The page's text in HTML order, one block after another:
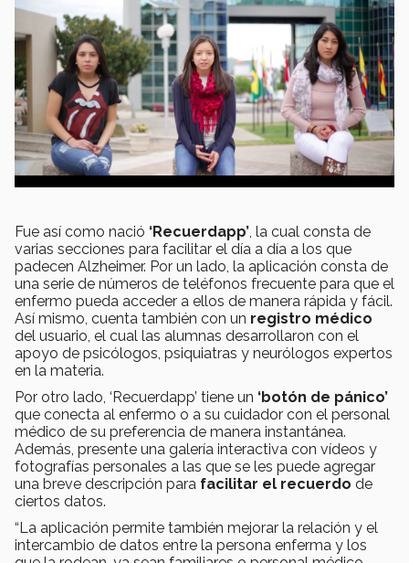
Fue así como nació ‘Recuerdapp’ , la cual consta de
varias secciones para facilitar el día a día a los que
padecen Alzheimer. Por un lado, la aplicación consta de
una serie de números de teléfonos frecuente para que el
enfermo pueda acceder a ellos de manera rápida y fácil.
Así mismo, cuenta también con un registro médico
del usuario, el cual las alumnas desarrollaron con el
apoyo de psicólogos, psiquiatras y neurólogos expertos
en la materia.
Por otro lado, ‘Recuerdapp’ tiene un ‘botón de pánico’
que conecta al enfermo o a su cuidador con el personal
médico de su preferencia de manera instantánea.
Además, presente una galería interactiva con vídeos y
fotografías personales a las que se les puede agregar
una breve descripción para facilitar el recuerdo de
ciertos datos.
“La aplicación permite también mejorar la relación y el
intercambio de datos entre la persona enferma y los